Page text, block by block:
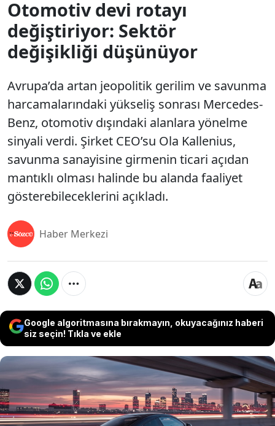
Otomotiv devi rotayı
değiştiriyor: Sektör
değişikliği düşünüyor
Avrupa’da artan jeopolitik gerilim ve savunma
harcamalarındaki yükseliş sonrası Mercedes-
Benz, otomotiv dışındaki alanlara yönelme
sinyali verdi. Şirket CEO’su Ola Kallenius,
savunma sanayisine girmenin ticari açıdan
mantıklı olması halinde bu alanda faaliyet
gösterebileceklerini açıkladı.
Haber Merkezi
Google algoritmasına bırakmayın, okuyacağınız haberi
siz seçin! Tıkla ve ekle
Avrupa’da artan jeopolitik gerilim ve savunma
harcamalarındaki yükseliş sonrası Mercedes-
Benz, otomotiv dışındaki alanlara yönelme sinyali